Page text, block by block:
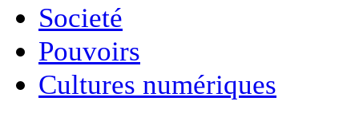
Societé
Pouvoirs
Cultures numériques